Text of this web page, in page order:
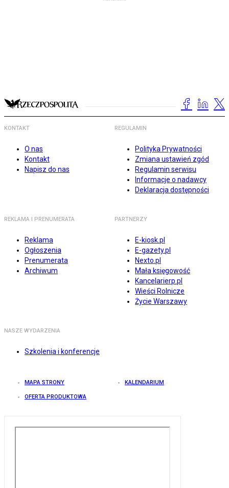
KONTAKT
O nas
Kontakt
Napisz do nas
REGULAMIN
Polityka Prywatności
Zmiana ustawień zgód
Regulamin serwisu
Informacje o nadawcy
Deklaracja dostępności
REKLAMA I PRENUMERATA
Reklama
Ogłoszenia
Prenumerata
Archiwum
PARTNERZY
E-kiosk.pl
E-gazety.pl
Nexto.pl
Mała księgowość
Kancelarierp.pl
Wieści Rolnicze
Życie Warszawy
NASZE WYDARZENIA
Szkolenia i konferencje
MAPA STRONY KALENDARIUM
OFERTA PRODUKTOWA